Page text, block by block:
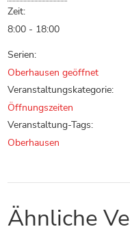
Zeit:
8:00 - 18:00
Serien:
Oberhausen geöffnet
Veranstaltungskategorie:
Öffnungszeiten
Veranstaltung-Tags:
Oberhausen
Ähnliche